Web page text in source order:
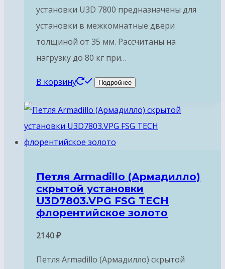
установки U3D 7800 предназначены для
установки в межкомнатные двери
толщиной от 35 мм. Рассчитаны на
нагрузку до 80 кг при…
В корзину Подробнее
Петля Armadillo (Армадилло)
скрытой установки
U3D7803.VPG FSG TECH
флорентийское золото
2140₽
Петля Armadillo (Армадилло) скрытой